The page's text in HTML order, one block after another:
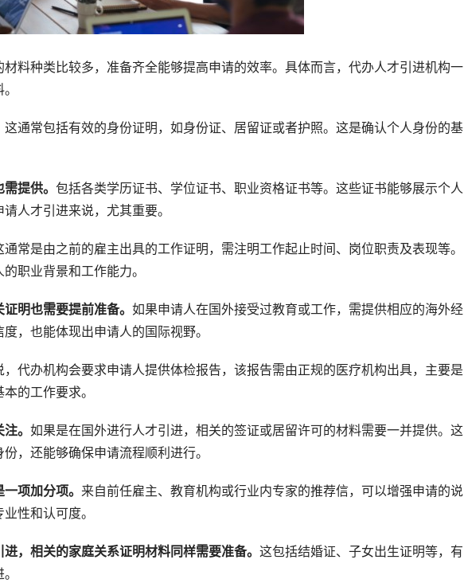
料种类比较多，准备齐全能够提高申请的效率。具体而言，代办人才引进机构一
这通常包括有效的身份证明，如身份证、居留证或者护照。这是确认个人身份的基
提供。 包括各类学历证书、学位证书、职业资格证书等。这些证书能够展示个人
人才引进来说，尤其重要。
通常是由之前的雇主出具的工作证明，需注明工作起止时间、岗位职责及表现等。
职业背景和工作能力。
明也需要提前准备。 如果申请人在国外接受过教育或工作，需提供相应的海外经
，也能体现出申请人的国际视野。
，代办机构会要求申请人提供体检报告，该报告需由正规的医疗机构出具，主要是
的工作要求。
。 如果是在国外进行人才引进，相关的签证或居留许可的材料需要一并提供。这
，还能够确保申请流程顺利进行。
项加分项。 来自前任雇主、教育机构或行业内专家的推荐信，可以增强申请的说
性和认可度。
，相关的家庭关系证明材料同样需要准备。 这包括结婚证、子女出生证明等，有